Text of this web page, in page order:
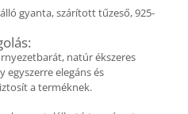
gyanta, szárított tűzeső, 925-
natúr ékszeres
egyszerre elegáns és
a terméknek.